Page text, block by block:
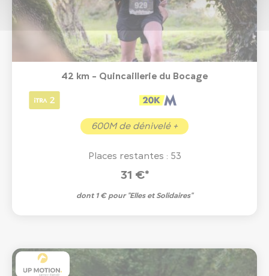
42 km - Quincaillerie du Bocage
600M de dénivelé +
Places restantes : 53
31 €*
dont 1 € pour "Elles et Solidaires"